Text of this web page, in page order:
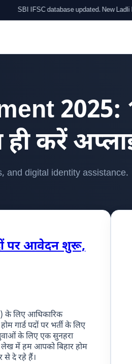
database updated. New Ladli Behna
2025:
करें
and digital identity assistance.
पर आवेदन शुरू,
के लिए आधिकारिक
गार्ड पदों पर भर्ती के लिए
युवाओं के लिए एक सुनहरा
में हम आपको बिहार होम
से दे रहे हैं।